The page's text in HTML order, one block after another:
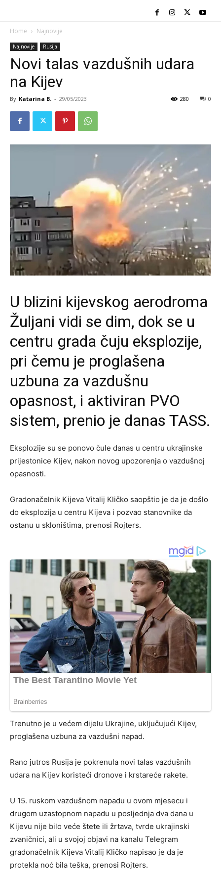
Home Najnovije
Najnovije Rusija
Novi talas vazdušnih udara
na Kijev
By Katarina B. - 29/05/2023 0
280
U blizini kijevskog aerodroma
Žuljani vidi se dim, dok se u
centru grada čuju eksplozije,
pri čemu je proglašena
uzbuna za vazdušnu
opasnost, i aktiviran PVO
sistem, prenio je danas TASS.
Eksplozije su se ponovo čule danas u centru ukrajinske
prijestonice Kijev, nakon novog upozorenja o vazdušnoj
opasnosti.
Gradonačelnik Kijeva Vitalij Kličko saopštio je da je došlo
do eksplozija u centru Kijeva i pozvao stanovnike da
ostanu u skloništima, prenosi Rojters.
Trenutno je u većem dijelu Ukrajine, uključujući Kijev,
proglašena uzbuna za vazdušni napad.
Rano jutros Rusija je pokrenula novi talas vazdušnih
udara na Kijev koristeći dronove i krstareće rakete.
U 15. ruskom vazdušnom napadu u ovom mjesecu i
drugom uzastopnom napadu u posljednja dva dana u
Kijevu nije bilo veće štete ili žrtava, tvrde ukrajinski
zvaničnici, ali u svojoj objavi na kanalu Telegram
gradonačelnik Kijeva Vitalij Kličko napisao je da je
protekla noć bila teška, prenosi Rojters.